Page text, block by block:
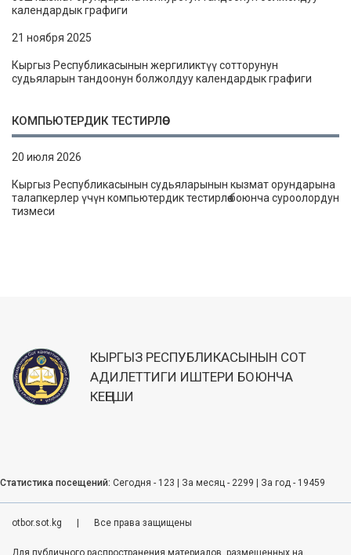
календардык графиги
21 ноября 2025
Кыргыз Республикасынын жергиликтүү сотторунун
судьяларын тандоонун болжолдуу календардык графиги
КОМПЬЮТЕРДИК ТЕСТИРЛӨӨ
20 июля 2026
Кыргыз Республикасынын судьяларынын кызмат орундарына
талапкерлер үчүн компьютердик тестирлөө боюнча суроолордун
тизмеси
КЫРГЫЗ РЕСПУБЛИКАСЫНЫН СОТ
АДИЛЕТТИГИ ИШТЕРИ БОЮНЧА
КЕҢЕШИ
Статистика посещений: Сегодня - 123 | За месяц - 2299 | За год - 19459
otbor.sot.kg Все права защищены
Для публичного распространения материалов, размещенных на